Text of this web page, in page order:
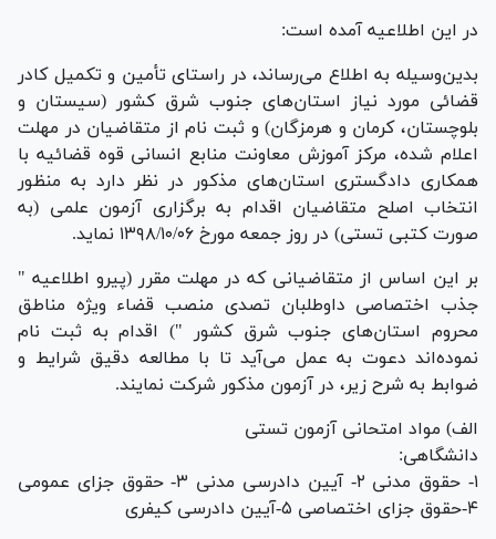
در این اطلاعیه آمده است:
بدین‌و‌سیله به اطلاع می‌رساند، در راستای تأمین و تکمیل کادر
قضائی مورد نیاز استان‌های جنوب شرق کشور (سیستان و
بلوچستان، کرمان و هرمزگان) و ثبت نام از متقاضیان در مهلت
اعلام شده، مرکز آموزش معاونت منابع انسانی قوه قضائیه با
همکاری دادگستری استان‌های مذکور در نظر دارد به منظور
انتخاب اصلح متقاضیان اقدام به برگزاری آزمون علمی (به
صورت کتبی تستی) در روز جمعه مورخ ۱۳۹۸/۱۰/۰۶ نماید.
بر این اساس از متقاضیانی که در مهلت مقرر (پیرو اطلاعیه "
جذب اختصاصی داوطلبان تصدی منصب قضاء ویژه مناطق
محروم استان‌های جنوب شرق کشور ") اقدام به ثبت نام
نموده‌اند دعوت به عمل می‌آید تا با مطالعه دقیق شرایط و
ضوابط به شرح زیر، در آزمون مذکور شرکت نمایند.
الف) مواد امتحانی آزمون تستی
دانشگاهی:
۱- حقوق مدنی ۲- آیین دادرسی مدنی ۳- حقوق جزای عمومی
۴-حقوق جزای اختصاصی ۵-آیین دادرسی کیفری